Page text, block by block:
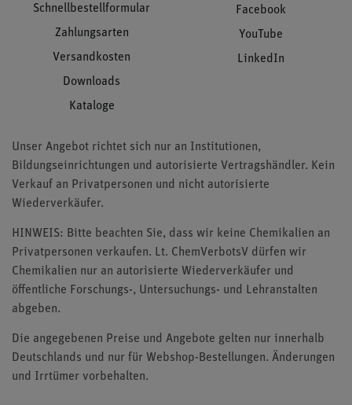
Schnellbestellformular
Zahlungsarten
Versandkosten
Downloads
Kataloge
Facebook
YouTube
LinkedIn
Unser Angebot richtet sich nur an Institutionen,
Bildungseinrichtungen und autorisierte Vertragshändler. Kein
Verkauf an Privatpersonen und nicht autorisierte
Wiederverkäufer.
HINWEIS: Bitte beachten Sie, dass wir keine Chemikalien an
Privatpersonen verkaufen. Lt. ChemVerbotsV dürfen wir
Chemikalien nur an autorisierte Wiederverkäufer und
öffentliche Forschungs-, Untersuchungs- und Lehranstalten
abgeben.
Die angegebenen Preise und Angebote gelten nur innerhalb
Deutschlands und nur für Webshop-Bestellungen. Änderungen
und Irrtümer vorbehalten.